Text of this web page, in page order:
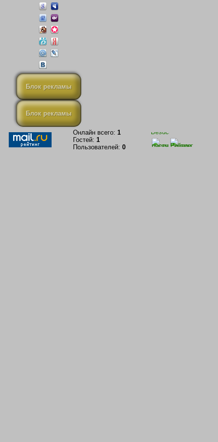
Блок рекламы
Блок рекламы
Онлайн всего: 1
Гостей: 1
Пользователей: 0